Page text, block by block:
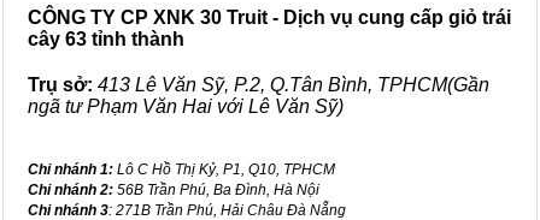
CÔNG TY CP XNK 30 Truit - Dịch vụ cung cấp giỏ trái
cây 63 tỉnh thành
Trụ sở: 413 Lê Văn Sỹ, P.2, Q.Tân Bình, TPHCM(Gần
ngã tư Phạm Văn Hai với Lê Văn Sỹ)
Chi nhánh 1: Lô C Hồ Thị Kỷ, P1, Q10, TPHCM
Chi nhánh 2: 56B Trần Phú, Ba Đình, Hà Nội
Chi nhánh 3: 271B Trần Phú, Hải Châu Đà Nẵng